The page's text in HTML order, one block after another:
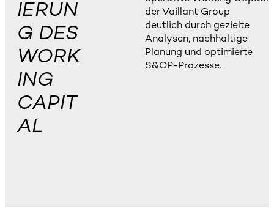
IERUN
G DES
WORK
ING
CAPIT
AL
der Vaillant Group
deutlich durch gezielte
Analysen, nachhaltige
Planung und optimierte
S&OP-Prozesse.